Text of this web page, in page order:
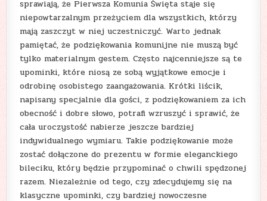
sprawiają, że Pierwsza Komunia Święta staje się
niepowtarzalnym przeżyciem dla wszystkich, którzy
mają zaszczyt w niej uczestniczyć. Warto jednak
pamiętać, że podziękowania komunijne nie muszą być
tylko materialnym gestem. Często najcenniejsze są te
upominki, które niosą ze sobą wyjątkowe emocje i
odrobinę osobistego zaangażowania. Krótki liścik,
napisany specjalnie dla gości, z podziękowaniem za ich
obecność i dobre słowo, potrafi wzruszyć i sprawić, że
cała uroczystość nabierze jeszcze bardziej
indywidualnego wymiaru. Takie podziękowanie może
zostać dołączone do prezentu w formie eleganckiego
bileciku, który będzie przypominać o chwili spędzonej
razem. Niezależnie od tego, czy zdecydujemy się na
klasyczne upominki, czy bardziej nowoczesne